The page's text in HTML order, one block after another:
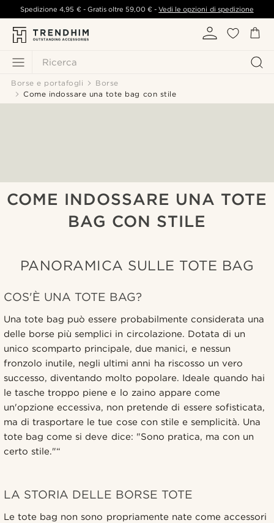
Ricerca
Spedizione4,95 €- Gratis oltre 59,00 € -Vedi le opzioni di spedizione
Borse e portafogli
Borse
Come indossare una tote bag con stile
COME INDOSSARE UNA TOTE
BAG CON STILE
PANORAMICA SULLE TOTE BAG
COS'È UNA TOTE BAG?
Una tote bag può essere probabilmente considerata una
delle borse più semplici in circolazione. Dotata di un
unico scomparto principale, due manici, e nessun
fronzolo inutile, negli ultimi anni ha riscosso un vero
successo, diventando molto popolare. Ideale quando hai
le tasche troppo piene e lo zaino appare come
un'opzione eccessiva, non pretende di essere sofisticata,
ma di trasportare le tue cose con stile e semplicità. Una
tote bag come si deve dice: "Sono pratica, ma con un
certo stile."“
LA STORIA DELLE BORSE TOTE
Le tote bag non sono propriamente nate come accessori